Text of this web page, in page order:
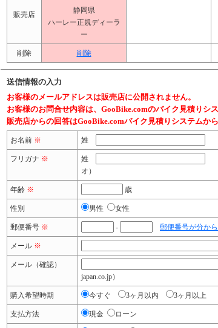
販売店
静岡県
ハーレー正規ディーラ
ー
削除 削除
送信情報の入力
お客様のメールアドレスは販売店に公開されません。
お客様のお問合せ内容は、GooBike.comのバイク見積りシ
販売店からの回答はGooBike.comバイク見積りシステムか
お名前 ※ 姓
フリガナ ※ 姓
オ）
年齢 ※ 歳
性別 男性 女性
郵便番号 ※ - 郵便番号が分か
メール ※
メール（確認）
japan.co.jp）
購入希望時期 今すぐ 3ヶ月以内 3ヶ月以上
支払方法 現金 ローン